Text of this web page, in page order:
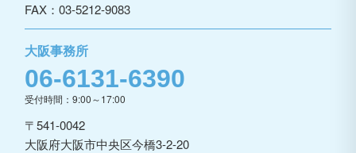
FAX：03-5212-9083
大阪事務所
06-6131-6390
受付時間：9:00～17:00
〒541-0042
大阪府大阪市中央区今橋3-2-20